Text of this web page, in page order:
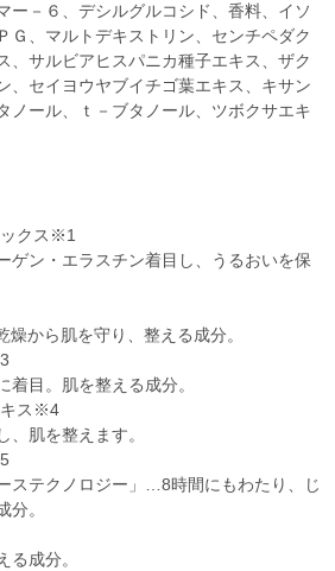
ー－６、デシルグルコシド、香料、イソ
Ｇ、マルトデキストリン、センチペダク
、サルビアヒスパニカ種子エキス、ザク
、セイヨウヤブイチゴ葉エキス、キサン
ノール、ｔ－ブタノール、ツボクサエキ
ックス※1
ゲン・エラスチン着目し、うるおいを保
から肌を守り、整える成分。
着目。肌を整える成分。
キス※4
、肌を整えます。
ステクノロジー」…8時間にもわたり、じ
分。
る成分。